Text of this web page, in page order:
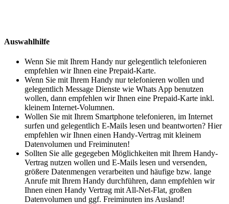
Auswahlhilfe
Wenn Sie mit Ihrem Handy nur gelegentlich telefonieren
empfehlen wir Ihnen eine Prepaid-Karte.
Wenn Sie mit Ihrem Handy nur telefonieren wollen und
gelegentlich Message Dienste wie Whats App benutzen
wollen, dann empfehlen wir Ihnen eine Prepaid-Karte inkl.
kleinem Internet-Volumnen.
Wollen Sie mit Ihrem Smartphone telefonieren, im Internet
surfen und gelegentlich E-Mails lesen und beantworten? Hier
empfehlen wir Ihnen einen Handy-Vertrag mit kleinem
Datenvolumen und Freiminuten!
Sollten Sie alle gegegeben Möglichkeiten mit Ihrem Handy-
Vertrag nutzen wollen und E-Mails lesen und versenden,
größere Datenmengen verarbeiten und häufige bzw. lange
Anrufe mit Ihrem Handy durchführen, dann empfehlen wir
Ihnen einen Handy Vertrag mit All-Net-Flat, großen
Datenvolumen und ggf. Freiminuten ins Ausland!